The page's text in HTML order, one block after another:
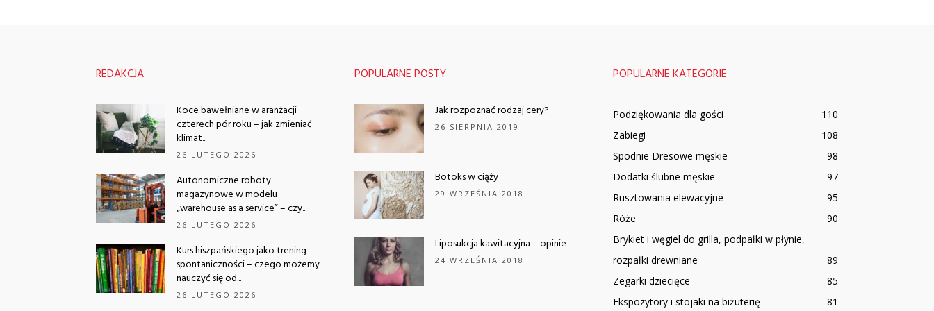
REDAKCJA
Koce bawełniane w aranżacji
czterech pór roku – jak zmieniać
klimat...
26 LUTEGO 2026
Autonomiczne roboty
magazynowe w modelu
„warehouse as a service” – czy...
26 LUTEGO 2026
Kurs hiszpańskiego jako trening
spontaniczności – czego możemy
nauczyć się od...
26 LUTEGO 2026
POPULARNE POSTY
Jak rozpoznać rodzaj cery?
26 SIERPNIA 2019
Botoks w ciąży
29 WRZEŚNIA 2018
Liposukcja kawitacyjna – opinie
24 WRZEŚNIA 2018
POPULARNE KATEGORIE
Podziękowania dla gości
110
Zabiegi
108
Spodnie Dresowe męskie
98
Dodatki ślubne męskie
97
Rusztowania elewacyjne
95
Róże
90
Brykiet i węgiel do grilla, podpałki w płynie,
rozpałki drewniane
89
Zegarki dziecięce
85
Ekspozytory i stojaki na biżuterię
81